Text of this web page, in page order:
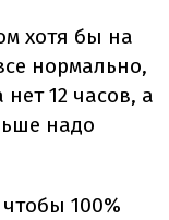
хотя бы на
нормально,
12 часов, а
надо
100%